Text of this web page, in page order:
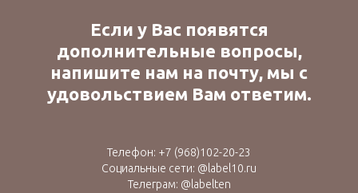
Если у Вас появятся
дополнительные вопросы,
напишите нам на почту, мы с
удовольствием Вам ответим.
Телефон: +7 (968)102-20-23
Социальные сети: @label10.ru
Телеграм: @labelten